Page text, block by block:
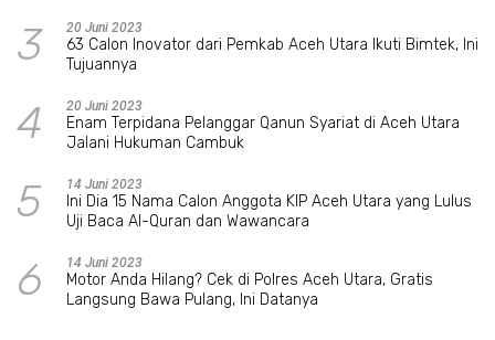
3 20 Juni 2023
63 Calon Inovator dari Pemkab Aceh Utara Ikuti Bimtek, Ini
Tujuannya
4 20 Juni 2023
Enam Terpidana Pelanggar Qanun Syariat di Aceh Utara
Jalani Hukuman Cambuk
5 14 Juni 2023
Ini Dia 15 Nama Calon Anggota KIP Aceh Utara yang Lulus
Uji Baca Al-Quran dan Wawancara
6 14 Juni 2023
Motor Anda Hilang? Cek di Polres Aceh Utara, Gratis
Langsung Bawa Pulang, Ini Datanya